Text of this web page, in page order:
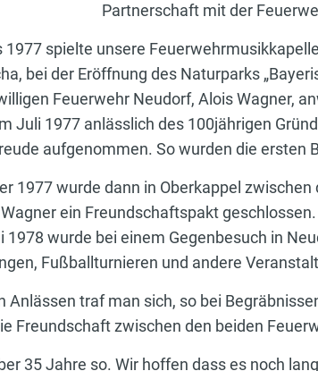
Partnerschaft mit der
1977 spielte unsere
bei der Eröffnung des Naturparks
Feuerwehr Neudorf, Alois Wagner,
Juli 1977 anlässlich des 100jährigen
aufgenommen. So wurden die ersten
1977 wurde dann in Oberkappel
ein Freundschaftspakt
1978 wurde bei einem Gegenbesuch in
Fußballturnieren und andere
Anlässen traf man sich, so bei
Freundschaft zwischen den beiden
35 Jahre so. Wir hoffen dass es noch